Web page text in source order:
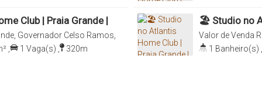
Club | Praia Grande |
Governador Celso Ramos,
1 Vaga(s) 320m
🏖️ Studio no
Governador
Valor de Venda
Santa Catarina,
1 Banheiro(s)